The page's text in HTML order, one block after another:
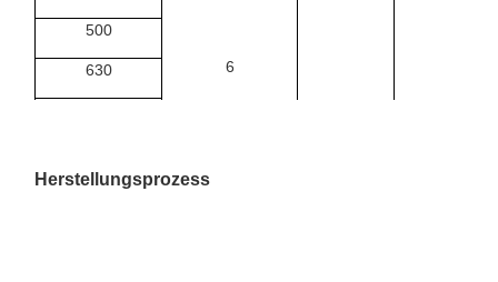
6
500
630
1600
Herstellungsprozess